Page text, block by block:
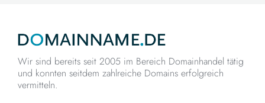
Wir sind bereits seit 2005 im Bereich Domainhandel tätig
und konnten seitdem zahlreiche Domains erfolgreich
vermitteln.